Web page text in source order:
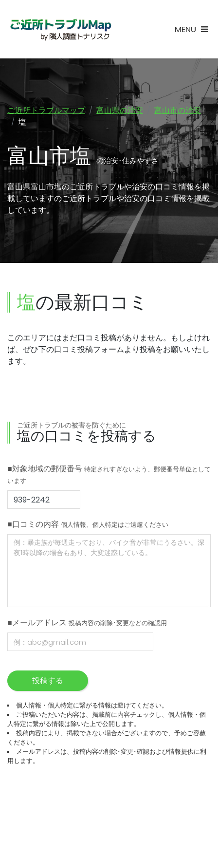
MENU
ご近所トラブルマップ 富山県の治安
富山市の治安
塩
富山市塩の治安･住みやすさ
富山県富山市塩のご近所トラブルや治安の口コミ情報を掲
載していますのご近所トラブルや治安の口コミ情報を掲載
しています。
塩の最新口コミ
このエリアにはまだ口コミ投稿がありません。もしよけれ
ば、ぜひ下の口コミ投稿フォームより投稿をお願いいたし
ます。
ご近所トラブルの被害を防ぐために
塩の口コミを投稿する
■対象地域の郵便番号 特定されすぎないよう、郵便番号単位として
います
■口コミの内容 個人情報、個人特定はご遠慮ください
■メールアドレス 投稿内容の削除･変更などの確認用
投稿する
個人情報・個人特定に繋がる情報は避けてください。
ご投稿いただいた内容は、掲載前に内容チェックし、個人情報・個
人特定に繋がる情報は除いた上で公開します。
投稿内容により、掲載できない場合がございますので、予めご容赦
ください。
メールアドレスは、投稿内容の削除･変更･確認および情報提供に利
用します。